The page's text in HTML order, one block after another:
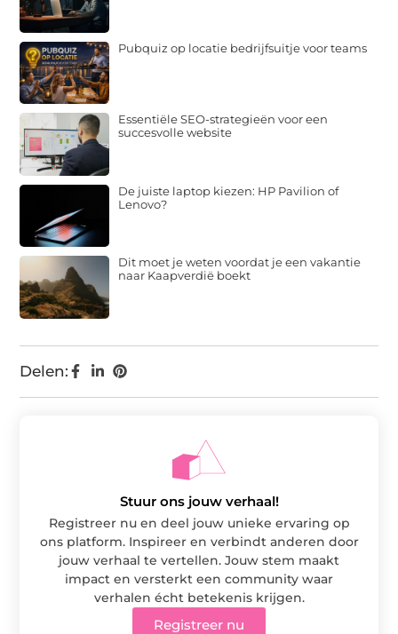
Delen:
Pubquiz op locatie bedrijfsuitje voor teams
Essentiële SEO-strategieën voor een
succesvolle website
De juiste laptop kiezen: HP Pavilion of
Lenovo?
Dit moet je weten voordat je een vakantie
naar Kaapverdië boekt
Stuur ons jouw verhaal!
Registreer nu en deel jouw unieke ervaring op
ons platform. Inspireer en verbindt anderen door
jouw verhaal te vertellen. Jouw stem maakt
impact en versterkt een community waar
verhalen écht betekenis krijgen.
Registreer nu